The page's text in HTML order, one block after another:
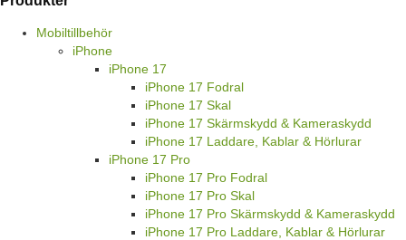
Mobiltillbehör
iPhone
iPhone 17
iPhone 17 Fodral
iPhone 17 Skal
iPhone 17 Skärmskydd & Kameraskydd
iPhone 17 Laddare, Kablar & Hörlurar
iPhone 17 Pro
iPhone 17 Pro Fodral
iPhone 17 Pro Skal
iPhone 17 Pro Skärmskydd & Kameraskydd
iPhone 17 Pro Laddare, Kablar & Hörlurar